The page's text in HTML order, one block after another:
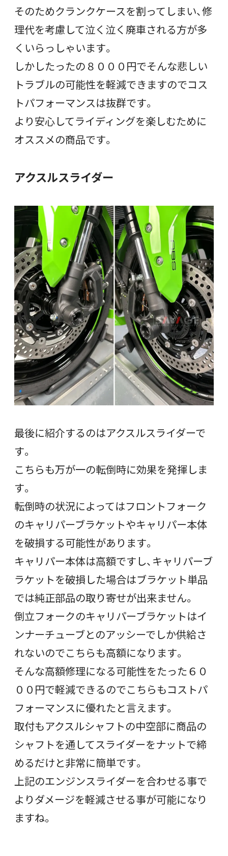
そのためクランクケースを割ってしまい、修
理代を考慮して泣く泣く廃車される方が多
くいらっしゃいます。
しかしたったの８０００円でそんな悲しい
トラブルの可能性を軽減できますのでコス
トパフォーマンスは抜群です。
より安心してライディングを楽しむために
オススメの商品です。
アクスルスライダー
最後に紹介するのはアクスルスライダーで
す。
こちらも万が一の転倒時に効果を発揮しま
す。
転倒時の状況によってはフロントフォーク
のキャリパーブラケットやキャリパー本体
を破損する可能性があります。
キャリパー本体は高額ですし、キャリパーブ
ラケットを破損した場合はブラケット単品
では純正部品の取り寄せが出来ません。
倒立フォークのキャリパーブラケットはイ
ンナーチューブとのアッシーでしか供給さ
れないのでこちらも高額になります。
そんな高額修理になる可能性をたった６０
００円で軽減できるのでこちらもコストパ
フォーマンスに優れたと言えます。
取付もアクスルシャフトの中空部に商品の
シャフトを通してスライダーをナットで締
めるだけと非常に簡単です。
上記のエンジンスライダーを合わせる事で
よりダメージを軽減させる事が可能になり
ますね。